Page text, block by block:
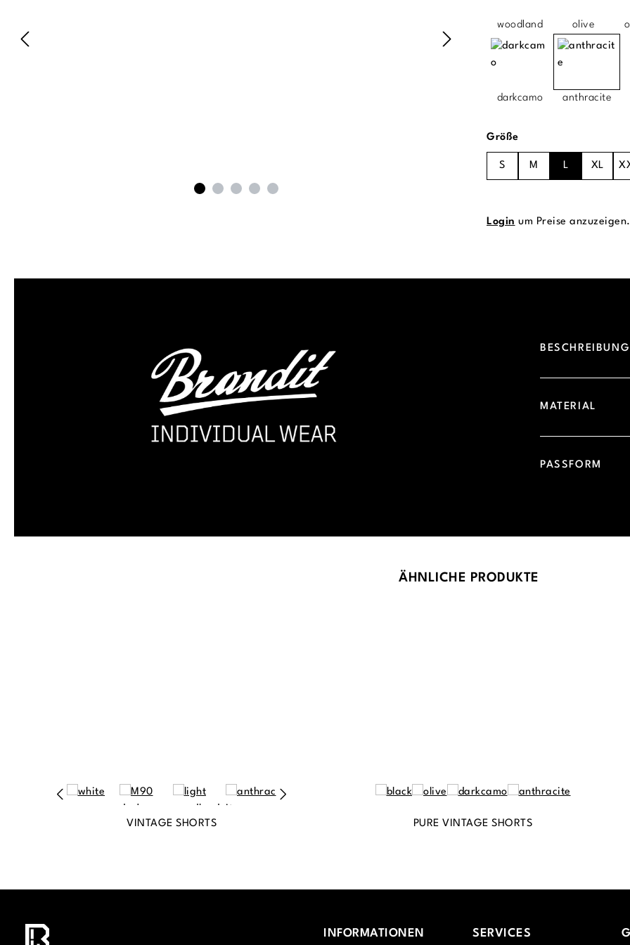
woodland olive
darkcamo anthracite
Größeauswählen
S M L XL
Login um Preise anzuzeigen.
BESCHREIBUNG
MATERIAL
PASSFORM
ÄHNLICHE PRODUKTE
VINTAGE SHORTS PURE VINTAGE SHORTS
INFORMATIONEN SERVICES